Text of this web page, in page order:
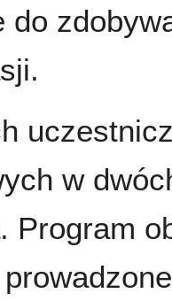
do
w
Program